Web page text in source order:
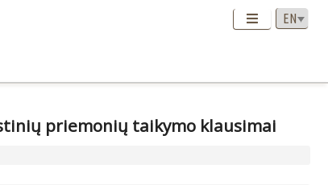
priemonių taikymo klausimai